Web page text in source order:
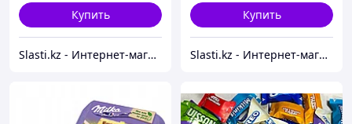
Купить
Slasti.kz - Интернет-магазин сладостей
Купить
Slasti.kz - Интернет-магазин сладостей